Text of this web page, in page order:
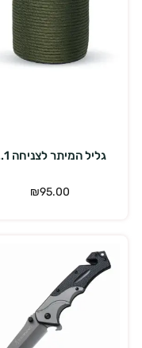
גליל המיתר לצניחה 1...
₪95.00